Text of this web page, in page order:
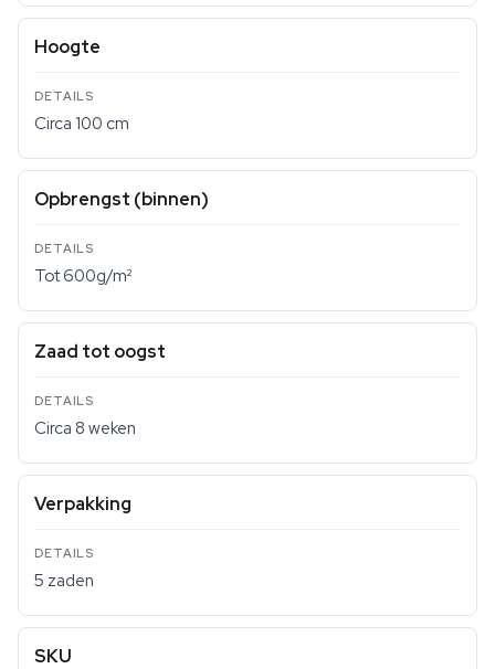
Hoogte
Circa 100 cm
Opbrengst (binnen)
Tot 600g/m²
Zaad tot oogst
Circa 8 weken
Verpakking
5 zaden
SKU